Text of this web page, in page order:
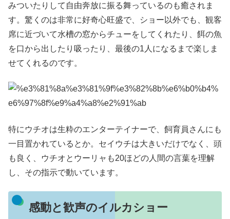
みついたりして自由奔放に振る舞っているのも癒されま
す。驚くのは非常に好奇心旺盛で、ショー以外でも、観客
席に近づいて水槽の窓からチューをしてくれたり、餌の魚
を口から出したり吸ったり、最後の1人になるまで楽しま
せてくれるのです。
特にウチオは生粋のエンターテイナーで、飼育員さんにも
一目置かれているとか。セイウチは大きいだけでなく、頭
も良く、ウチオとウーリャも20ほどの人間の言葉を理解
し、その指示で動いています。
感動と歓声のイルカショー